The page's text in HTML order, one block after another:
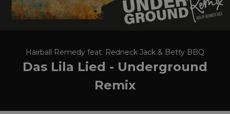
Hairball Remedy feat. Redneck Jack & Betty BBQ
Das Lila Lied - Underground
Remix